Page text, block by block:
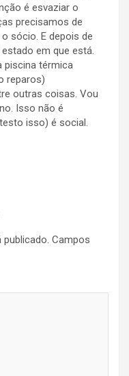
é esvaziar o
precisamos de
sócio. E depois de
em que está.
piscina térmica
reparos)
outras coisas. Vou
Isso não é
isso) é social.
publicado. Campos